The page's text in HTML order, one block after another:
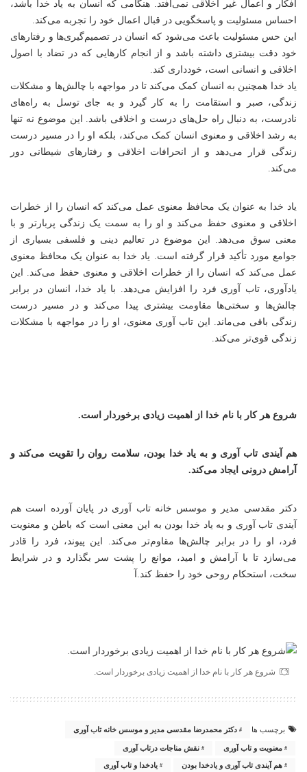
افکار و اعمال غیر اخلاقی نمی‌افتد. هنگامی که انسان به یاد خدا باشد،
احساس مسئولیت و پاسخگویی در قبال اعمال خود را تجربه می‌کند.
این حس مسئولیت باعث می‌شود که انسان در تصمیم‌گیری‌ها و رفتارهای
خود دقت بیشتری داشته باشد و از انجام کارهایی که در تضاد با اصول
اخلاقی و انسانی است، خودداری کند.
یاد خدا همچنین به انسان کمک می‌کند تا در مواجهه با چالش‌ها و مشکلات
زندگی، صبر و استقامت را به کار گیرد و به جای توسل به راه‌های
نادرست، به دنبال راه حل‌های درست و اخلاقی باشد. این موضوع نه تنها
به رشد اخلاقی و معنوی انسان کمک می‌کند، بلکه او را در مسیر درست
زندگی قرار می‌دهد و از انحرافات اخلاقی و رفتارهای شیطانی دور
می‌کند.
یاد خدا به عنوان یک محافظ معنوی عمل می‌کند که انسان را از خطرات
اخلاقی و معنوی حفظ می‌کند و او را به سمت یک زندگی پربارتر و با
معنی سوق می‌دهد. این موضوع در تعالیم دینی و فلسفی بسیاری از
جوامع مورد تأکید قرار گرفته است. یاد خدا به عنوان یک محافظ معنوی
عمل می‌کند که انسان را از خطرات اخلاقی و معنوی حفظ می‌کند. این
یادآوری، تاب آوری فرد را افزایش می‌دهد. با یاد خدا، انسان در برابر
چالش‌ها و سختی‌ها مقاومت بیشتری پیدا می‌کند و در مسیر درست
زندگی باقی می‌ماند. این تاب آوری معنوی، او را در مواجهه با مشکلات
زندگی قوی‌تر می‌کند.
شروع هر کار با نام خدا از اهمیت زیادی برخوردار است.
هم آیندی تاب آوری و به یاد خدا بودن، سلامت روان را تقویت می‌کند و
آرامش درونی ایجاد می‌کند.
دکتر مقدسی مدیر و موسس خانه تاب آوریدر پایان آورده است هم
آیندی تاب آوری و به یاد خدا بودن به این معنی است که باطن و معنویت
فرد، او را در برابر چالش‌ها مقاوم‌تر می‌کند. این پیوند، فرد را قادر
می‌سازد تا با آرامش و امید، موانع را پشت سر بگذارد و در شرایط
سخت، استحکام روحی خود را حفظ کند.آ
شروع هر کار با نام خدا از اهمیت زیادی برخوردار است.
برچسب ها دکتر محمدرضا مقدسی مدیر و موسس خانه تاب آوری
معنویت و تاب آوری نقش مناجات درتاب آوری
هم آیندی تاب آوری و یادخدا بودن یادخدا و تاب آوری